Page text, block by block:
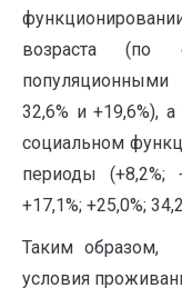
возраста (по
популяционными
32,6% и +19,6%),
социальном
периоды (+8,2%;
+17,1%; +25,0%;
Таким образом,
условия